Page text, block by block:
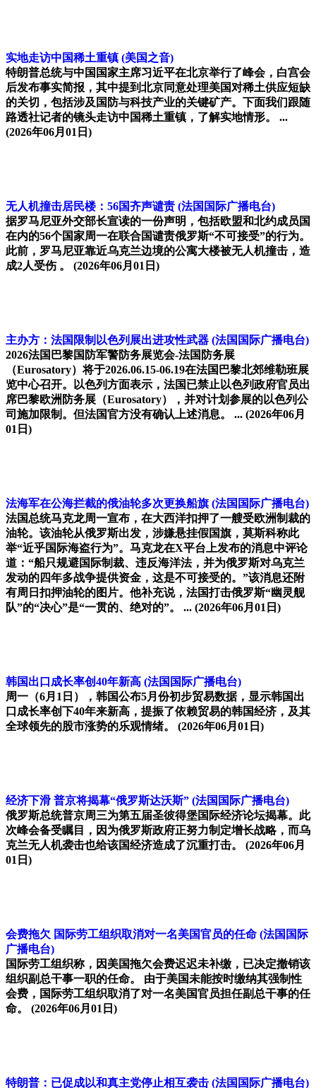
实地走访中国稀土重镇 (美国之音)
特朗普总统与中国国家主席习近平在北京举行了峰会，白宫会
后发布事实简报，其中提到北京同意处理美国对稀土供应短缺
的关切，包括涉及国防与科技产业的关键矿产。下面我们跟随
路透社记者的镜头走访中国稀土重镇，了解实地情形。 ...
(2026年06月01日)
无人机撞击居民楼：56国齐声谴责 (法国国际广播电台)
据罗马尼亚外交部长宣读的一份声明，包括欧盟和北约成员国
在内的56个国家周一在联合国谴责俄罗斯“不可接受”的行为。
此前，罗马尼亚靠近乌克兰边境的公寓大楼被无人机撞击，造
成2人受伤 。 (2026年06月01日)
主办方：法国限制以色列展出进攻性武器 (法国国际广播电台)
2026法国巴黎国防军警防务展览会-法国防务展
（Eurosatory）将于2026.06.15-06.19在法国巴黎北郊维勒班展
览中心召开。以色列方面表示，法国已禁止以色列政府官员出
席巴黎欧洲防务展（Eurosatory），并对计划参展的以色列公
司施加限制。但法国官方没有确认上述消息。 ... (2026年06月
01日)
法海军在公海拦截的俄油轮多次更换船旗 (法国国际广播电台)
法国总统马克龙周一宣布，在大西洋扣押了一艘受欧洲制裁的
油轮。该油轮从俄罗斯出发，涉嫌悬挂假国旗，莫斯科称此
举“近乎国际海盗行为”。马克龙在X平台上发布的消息中评论
道：“船只规避国际制裁、违反海洋法，并为俄罗斯对乌克兰
发动的四年多战争提供资金，这是不可接受的。”该消息还附
有周日扣押油轮的图片。他补充说，法国打击俄罗斯“幽灵舰
队”的“决心”是“一贯的、绝对的”。 ... (2026年06月01日)
韩国出口成长率创40年新高 (法国国际广播电台)
周一（6月1日），韩国公布5月份初步贸易数据，显示韩国出
口成长率创下40年来新高，提振了依赖贸易的韩国经济，及其
全球领先的股市涨势的乐观情绪。 (2026年06月01日)
经济下滑 普京将揭幕“俄罗斯达沃斯” (法国国际广播电台)
俄罗斯总统普京周三为第五届圣彼得堡国际经济论坛揭幕。此
次峰会备受瞩目，因为俄罗斯政府正努力制定增长战略，而乌
克兰无人机袭击也给该国经济造成了沉重打击。 (2026年06月
01日)
会费拖欠 国际劳工组织取消对一名美国官员的任命 (法国国际
广播电台)
国际劳工组织称，因美国拖欠会费迟迟未补缴，已决定撤销该
组织副总干事一职的任命。 由于美国未能按时缴纳其强制性
会费，国际劳工组织取消了对一名美国官员担任副总干事的任
命。 (2026年06月01日)
特朗普：已促成以和真主党停止相互袭击 (法国国际广播电台)